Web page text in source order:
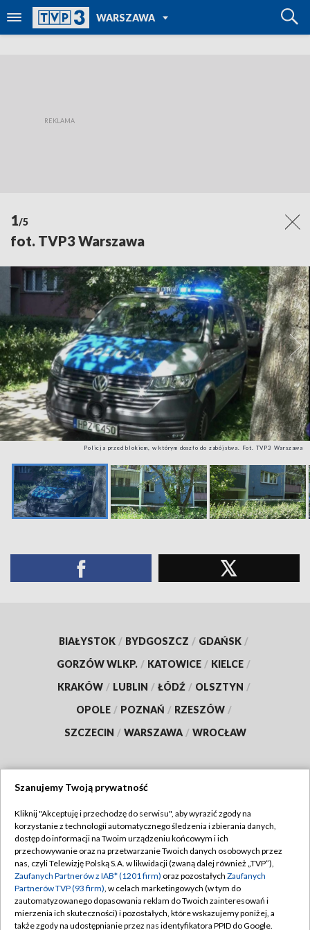
WARSZAWA
TVP REGIONY
1/5
fot. TVP3 Warszawa
Policja przed blokiem, w którym doszło do zabójstwa. Fot. TVP3 Warszawa
BIAŁYSTOK / BYDGOSZCZ / GDAŃSK /
GORZÓW WLKP. / KATOWICE / KIELCE /
KRAKÓW / LUBLIN / ŁÓDŹ / OLSZTYN /
OPOLE / POZNAŃ / RZESZÓW /
SZCZECIN / WARSZAWA / WROCŁAW
TVP
Abonament TVP
Emisja w TVP
Centrum informacji TVP
Naziemna Telewizja Cyfrowa
Regulamin TVP
Polityka prywatności
Moje zgody
Pomoc
Szanujemy Twoją prywatność
Kliknij "Akceptuję i przechodzę do serwisu", aby wyrazić zgody na
korzystanie z technologii automatycznego śledzenia i zbierania danych,
dostęp do informacji na Twoim urządzeniu końcowym i ich
przechowywanie oraz na przetwarzanie Twoich danych osobowych przez
nas, czyli Telewizję Polską S.A. w likwidacji (zwaną dalej również „TVP”),
Zaufanych Partnerów z IAB* (1201 firm) oraz pozostałych Zaufanych
Partnerów TVP (93 firm), w celach marketingowych (w tym do
zautomatyzowanego dopasowania reklam do Twoich zainteresowań i
mierzenia ich skuteczności) i pozostałych, które wskazujemy poniżej, a
także zgody na udostępnianie przez nas identyfikatora PPID do Google.